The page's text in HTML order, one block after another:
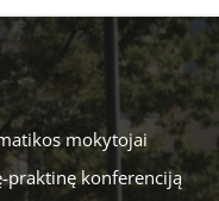
mokytojai
praktinę konferenciją